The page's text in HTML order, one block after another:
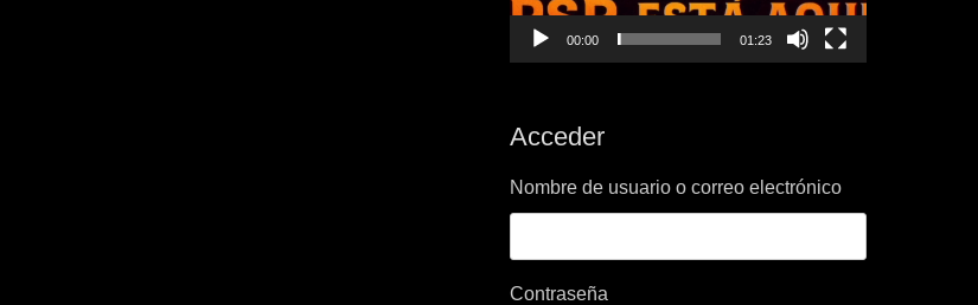
00:00 01:23
Acceder
Nombre de usuario o correo electrónico
Contraseña